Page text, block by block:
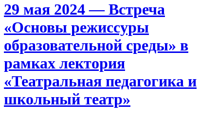
29 мая 2024 — Встреча
«Основы режиссуры
образовательной среды» в
рамках лектория
«Театральная педагогика и
школьный театр»